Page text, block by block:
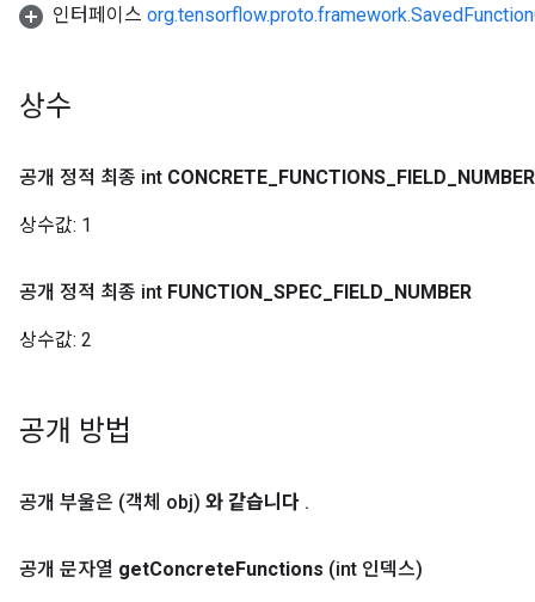
인터페이스
상수
공개 정적 최종 int CONCRETE FUNCTIONS FIELD NUMBER
상수값: 1
공개 정적 최종 int FUNCTION SPEC FIELD NUMBER
상수값: 2
공개 방법
공개 부울은 (객체 obj) 와 같습니다 .
공개 문자열 getConcreteFunctions (int 인덱스)